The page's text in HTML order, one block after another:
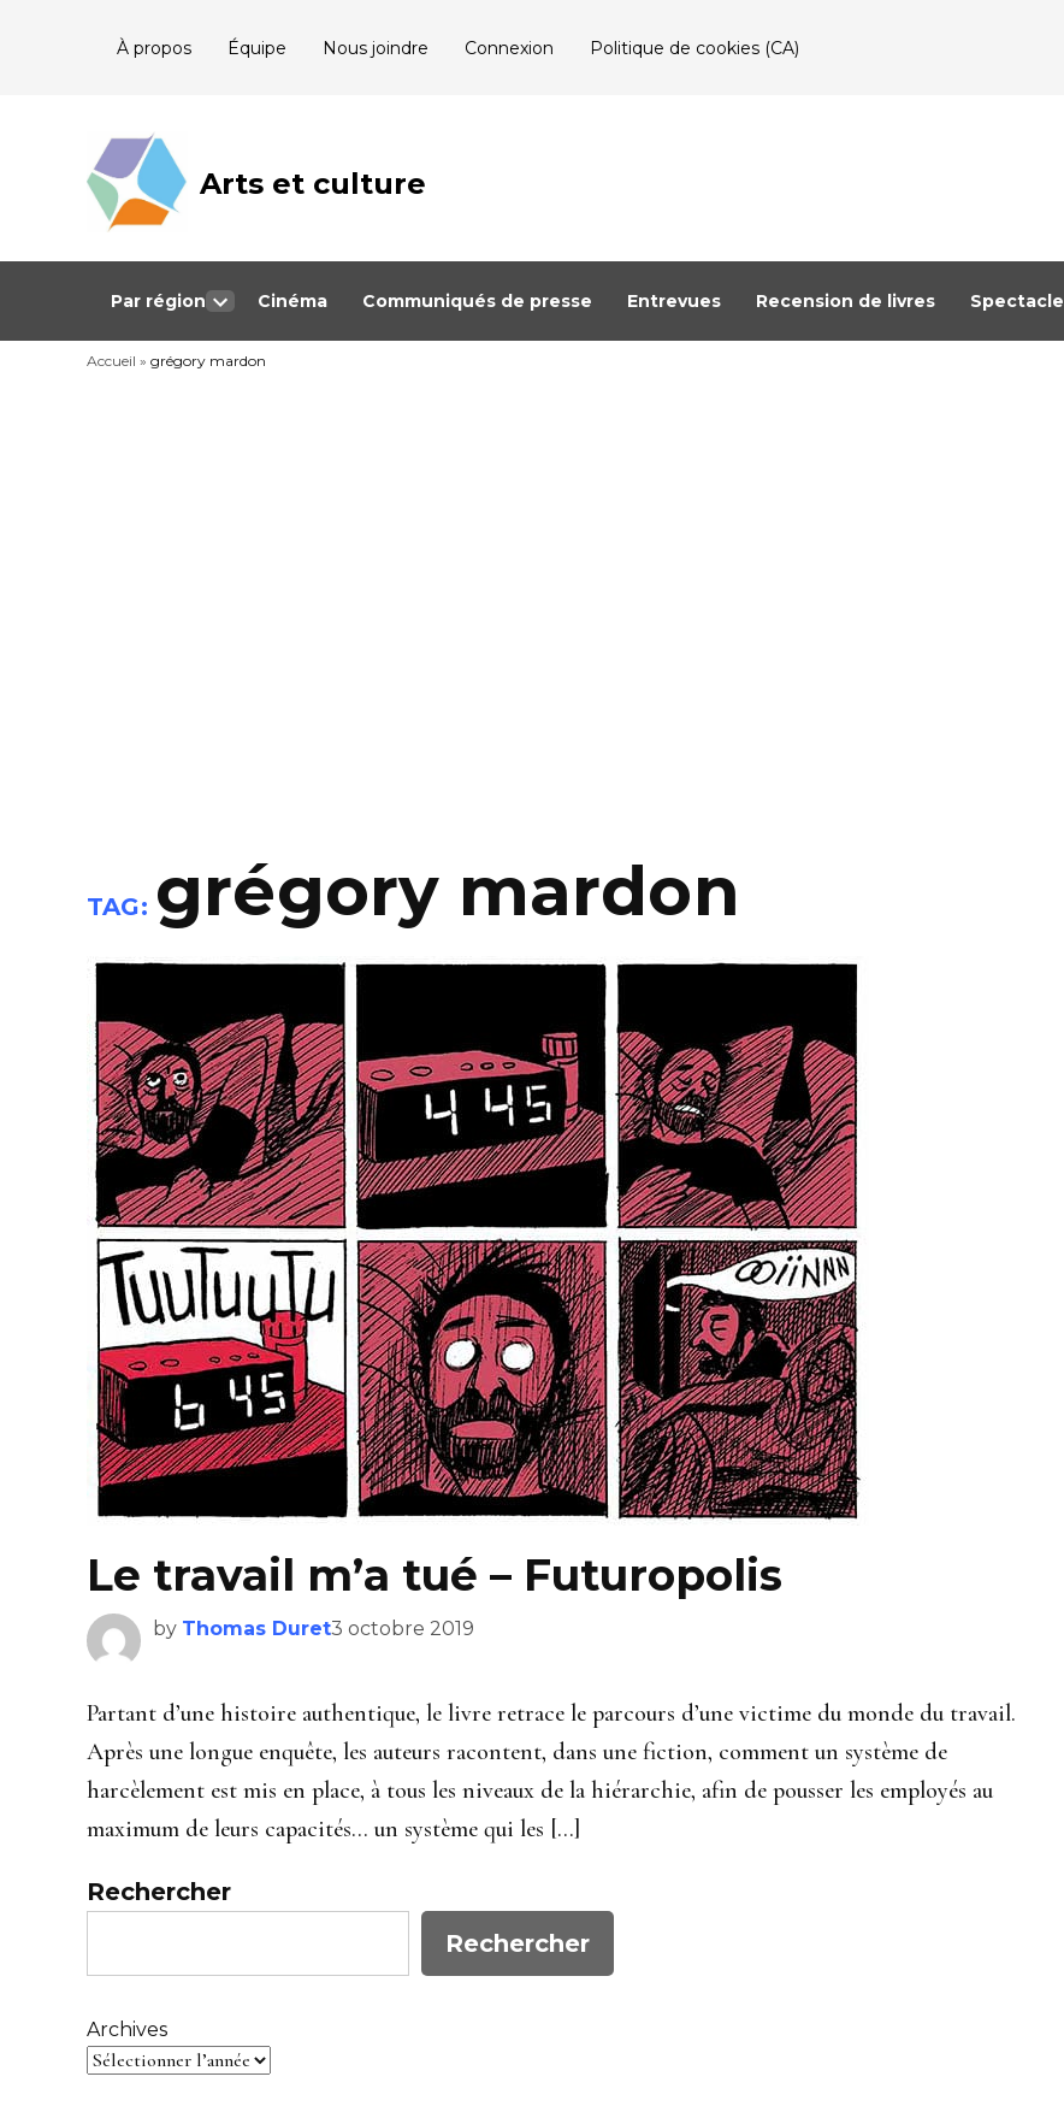
À propos Équipe Nous joindre Connexion Politique de cookies (CA)
Arts et culture
Journalisme
Québec
Par région
dropdown
menu
Cinéma Communiqués de presse Entrevues Recension de livres Spectacle
Accueil » grégory mardon
TAG: grégory mardon
Le travail m’a tué – Futuropolis
by Thomas Duret3 octobre 2019
Partant d’une histoire authentique, le livre retrace le parcours d’une victime du monde du travail.
Après une longue enquête, les auteurs racontent, dans une fiction, comment un système de
harcèlement est mis en place, à tous les niveaux de la hiérarchie, afin de pousser les employés au
maximum de leurs capacités… un système qui les […]
Rechercher
Rechercher
Archives